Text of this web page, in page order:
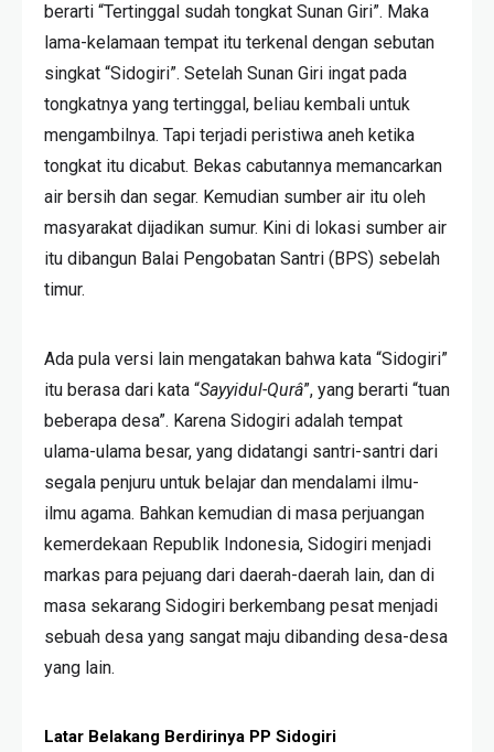
berarti “Tertinggal sudah tongkat Sunan Giri”. Maka
lama-kelamaan tempat itu terkenal dengan sebutan
singkat “Sidogiri”. Setelah Sunan Giri ingat pada
tongkatnya yang tertinggal, beliau kembali untuk
mengambilnya. Tapi terjadi peristiwa aneh ketika
tongkat itu dicabut. Bekas cabutannya memancarkan
air bersih dan segar. Kemudian sumber air itu oleh
masyarakat dijadikan sumur. Kini di lokasi sumber air
itu dibangun Balai Pengobatan Santri (BPS) sebelah
timur.
Ada pula versi lain mengatakan bahwa kata “Sidogiri”
itu berasa dari kata “Sayyidul-Qurâ”, yang berarti “tuan
beberapa desa”. Karena Sidogiri adalah tempat
ulama-ulama besar, yang didatangi santri-santri dari
segala penjuru untuk belajar dan mendalami ilmu-
ilmu agama. Bahkan kemudian di masa perjuangan
kemerdekaan Republik Indonesia, Sidogiri menjadi
markas para pejuang dari daerah-daerah lain, dan di
masa sekarang Sidogiri berkembang pesat menjadi
sebuah desa yang sangat maju dibanding desa-desa
yang lain.
Latar Belakang Berdirinya PP Sidogiri